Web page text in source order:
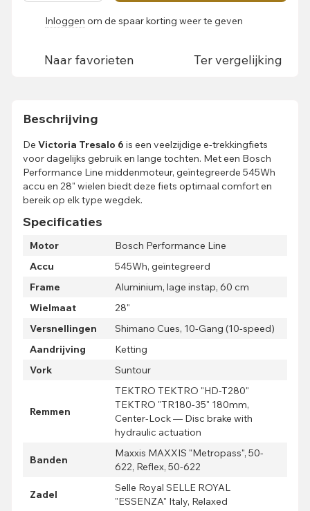
Inloggen om de spaar korting weer te geven
Naar favorieten Ter vergelijking
Beschrijving
De Victoria Tresalo 6 is een veelzijdige e-trekkingfiets
voor dagelijks gebruik en lange tochten. Met een Bosch
Performance Line middenmoteur, geïntegreerde 545Wh
accu en 28" wielen biedt deze fiets optimaal comfort en
bereik op elk type wegdek.
Specificaties
Motor
Bosch Performance Line
Accu
545Wh, geïntegreerd
Frame
Aluminium, lage instap, 60 cm
Wielmaat
28"
Versnellingen
Shimano Cues, 10-Gang (10-speed)
Aandrijving
Ketting
Vork
Suntour
Remmen
TEKTRO TEKTRO "HD-T280"
TEKTRO "TR180-35" 180mm,
Center-Lock — Disc brake with
hydraulic actuation
Banden
Maxxis MAXXIS "Metropass", 50-
622, Reflex, 50-622
Zadel
Selle Royal SELLE ROYAL
"ESSENZA" Italy, Relaxed